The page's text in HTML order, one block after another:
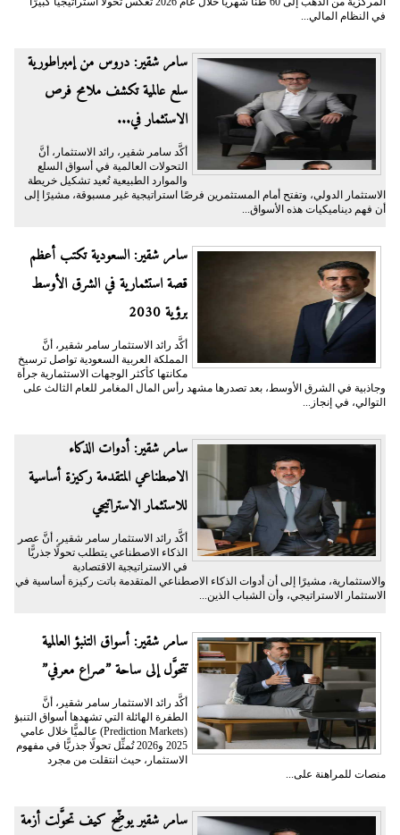
في النظام المالي...
سامر شقير: دروس من إمبراطورية
سلع عالمية تكشف ملامح فرص
الاستثمار في...
أكَّد سامر شقير، رائد الاستثمار، أنَّ
التحولات العالمية في أسواق السلع
والموارد الطبيعية تُعيد تشكيل خريطة
الاستثمار الدولي، وتفتح أمام المستثمرين فرصًا استراتيجية غير مسبوقة، مشيرًا إلى
أن فهم ديناميكيات هذه الأسواق...
سامر شقير: السعودية تكتب أعظم
قصة استثمارية في الشرق الأوسط
برؤية 2030
أكَّد رائد الاستثمار سامر شقير، أنَّ
المملكة العربية السعودية تواصل ترسيخ
مكانتها كأكثر الوجهات الاستثمارية جرأة
وجاذبية في الشرق الأوسط، بعد تصدرها مشهد رأس المال المغامر للعام الثالث على
التوالي، في إنجاز...
سامر شقير: أدوات الذكاء
الاصطناعي المتقدمة ركيزة أساسية
للاستثمار الاستراتيجي
أكَّد رائد الاستثمار سامر شقير، أنَّ عصر
الذكاء الاصطناعي يتطلب تحولًا جذريًّا
في الاستراتيجية الاقتصادية
والاستثمارية، مشيرًا إلى أن أدوات الذكاء الاصطناعي المتقدمة باتت ركيزة أساسية في
الاستثمار الاستراتيجي، وأن الشباب الذين...
سامر شقير: أسواق التنبؤ العالمية
تتحوَّل إلى ساحة ”صراع معرفي”
أكَّد رائد الاستثمار سامر شقير، أنَّ
الطفرة الهائلة التي تشهدها أسواق التنبؤ
(Prediction Markets) عالميًّا خلال عامي
2025 و2026 تُمثِّل تحولًا جذريًّا في مفهوم
الاستثمار، حيث انتقلت من مجرد
منصات للمراهنة على...
سامر شقير يوضِّح كيف تحوَّلت أزمة